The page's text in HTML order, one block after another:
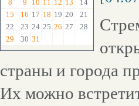
8
9 10 11 12 13
14
15
16 17 18 19 20
21
22
23 24 25 26 27
28
29
30 31
страны и города
Их можно